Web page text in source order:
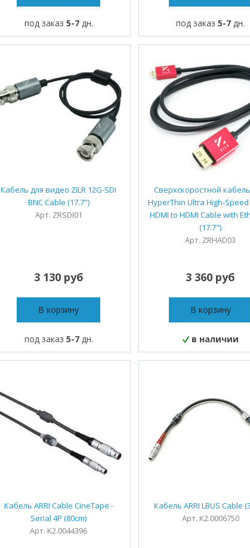
под заказ 5-7дн. под заказ5-7 дн.
Кабель для видео ZILR 12G-SDI
BNC Cable (17.7")
Арт. ZRSDI01
3 130 руб
В корзину
под заказ 5-7дн.
Сверхскоростной кабель
HyperThin Ultra High-
HDMI to HDMI Cable with
(17.7")
Арт. ZRHAD03
3 360 руб
В корзину
в наличии
Кабель ARRI Cable CineTape -
Serial 4P (80cm)
Арт. K2.0044396
Кабель ARRI LBUS Cable
Арт. K2.0006750